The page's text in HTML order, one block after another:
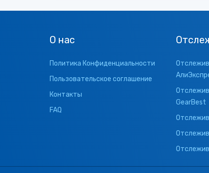
О нас
Политика Конфиденциальности
Пользовательское соглашение
Контакты
FAQ
GearBest